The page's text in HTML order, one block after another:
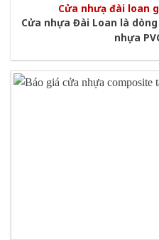
Cửa nhưạ đài loan
Cửa nhựa Đài Loan là
nhựa